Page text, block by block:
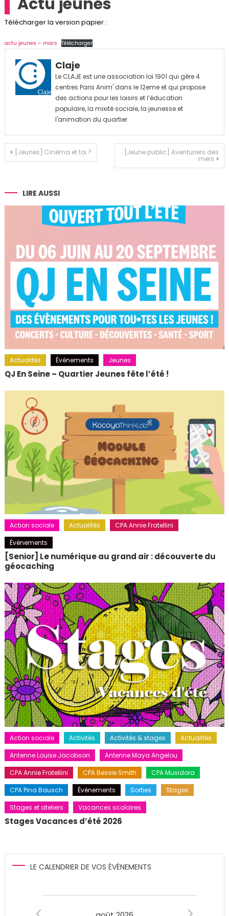
Télécharger la version papier :
actu jeunes – mars Télécharger
Claje
Le CLAJE est une association loi 1901 qui gère 4
centres Paris Anim' dans le 12eme et qui propose
des actions pour les loisirs et l’éducation
populaire, la mixité sociale, la jeunesse et
l'animation du quartier.
Navigation
l’article
[Jeunes] Cinéma et toi ? [Jeune public] Aventuriers des
mers
LIRE AUSSI
Actualités Événements Jeunes
QJ En Seine – Quartier Jeunes fête l’été !
Action sociale Actualités
CPA Annie Fratellini
Événements
[Senior] Le numérique au grand air : découverte du
géocaching
Action sociale Activités Activités & stages
Actualités
Antenne Louise Jacobson
Antenne Maya Angelou
CPA Annie Fratellini
CPA Bessie Smith
CPA Musidora
CPA Pina Bausch
Événements Sorties
Stages
Stages et ateliers
Vacances scolaires
Stages Vacances d’été 2026
LE CALENDRIER DE VOS ÉVÉNEMENTS